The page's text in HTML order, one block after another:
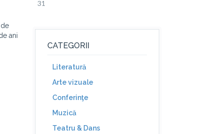
ani
31
CATEGORII
Literatură
Arte vizuale
Conferinţe
Muzică
Teatru & Dans